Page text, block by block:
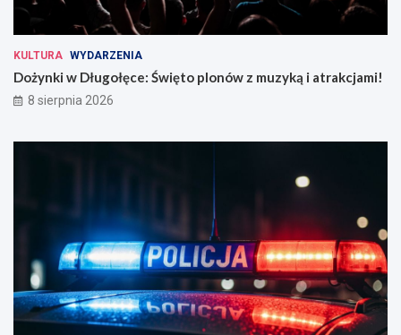
KULTURA WYDARZENIA
Dożynki w Długołęce: Święto plonów z muzyką i atrakcjami!
8 sierpnia 2026